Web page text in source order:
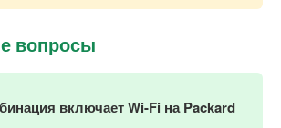
вопросы
включает Wi-Fi на Packard